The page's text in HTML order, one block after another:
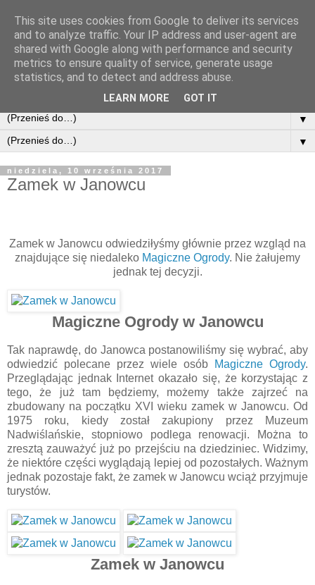
▼
▼
niedziela, 10 września 2017
Zamek w Janowcu
Zamek w Janowcu odwiedziłyśmy głównie przez wzgląd na
znajdujące się niedaleko Magiczne Ogrody. Nie żałujemy
jednak tej decyzji.
Magiczne Ogrody w Janowcu
Tak naprawdę, do Janowca postanowiliśmy się wybrać, aby
odwiedzić polecane przez wiele osób
Magiczne Ogrody.
Przeglądając jednak Internet okazało się, że korzystając z
tego, że już tam będziemy, możemy także zajrzeć na
zbudowany na początku XVI wieku zamek w Janowcu. Od
1975 roku, kiedy został zakupiony przez Muzeum
Nadwiślańskie, stopniowo podlega renowacji. Można to
zresztą zauważyć już po przejściu na dziedziniec. Widzimy,
że niektóre części wyglądają lepiej od pozostałych. Ważnym
jednak pozostaje fakt, że zamek w Janowcu wciąż przyjmuje
turystów.
Zamek w Janowcu
This site uses cookies from Google to deliver its services
and to analyze traffic. Your IP address and user-agent are
shared with Google along with performance and security
metrics to ensure quality of service, generate usage
statistics, and to detect and address abuse.
LEARN MORE GOT IT